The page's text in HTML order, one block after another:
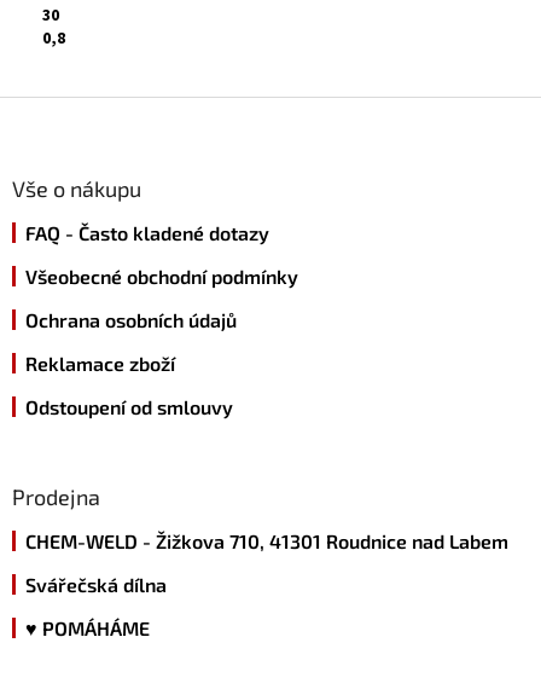
30
0,8
Vše o nákupu
FAQ - Často kladené dotazy
Všeobecné obchodní podmínky
Ochrana osobních údajů
Reklamace zboží
Odstoupení od smlouvy
Prodejna
CHEM-WELD - Žižkova 710, 41301 Roudnice nad Labem
Svářečská dílna
♥ POMÁHÁME